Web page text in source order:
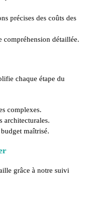
précises des coûts des
détaillée.
chaque étape du
complexes.
architecturales.
maîtrisé.
grâce à notre suivi